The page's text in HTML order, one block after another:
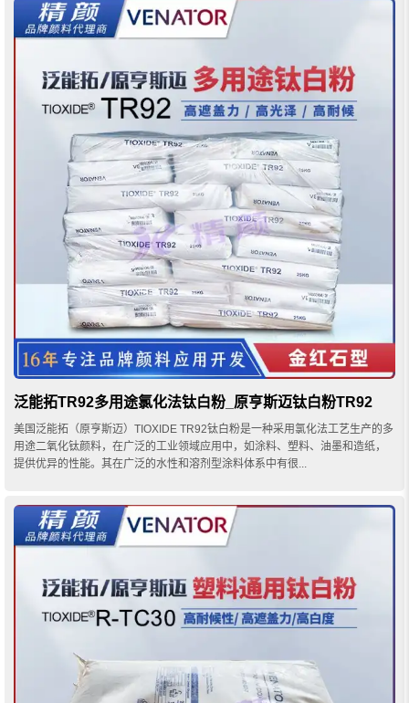
泛能拓TR92多用途氯化法钛白粉_原亨斯迈钛白粉TR92
美国泛能拓（原亨斯迈）TIOXIDE TR92钛白粉是一种采用氯化法工艺生产的多
用途二氧化钛颜料，在广泛的工业领域应用中，如涂料、塑料、油墨和造纸，
提供优异的性能。其在广泛的水性和溶剂型涂料体系中有很...